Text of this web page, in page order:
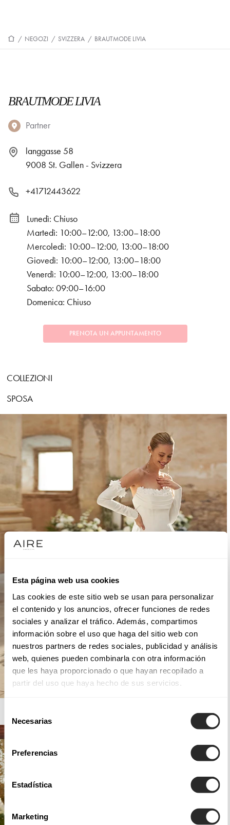
Esta página web usa cookies
Las cookies de este sitio web se usan para personalizar
el contenido y los anuncios, ofrecer funciones de redes
sociales y analizar el tráfico. Además, compartimos
información sobre el uso que haga del sitio web con
nuestros partners de redes sociales, publicidad y análisis
web, quienes pueden combinarla con otra información
que les haya proporcionado o que hayan recopilado a
partir del uso que haya hecho de sus servicios.
de
consentimiento
Necesarias
Preferencias
Estadística
Marketing
/ NEGOZI / SVIZZERA / BRAUTMODE LIVIA
BRAUTMODE LIVIA
Partner
langgasse 58
9008 St. Gallen - Svizzera
+41712443622
Lunedì: Chiuso
Martedì: 10:00–12:00, 13:00–18:00
Mercoledì: 10:00–12:00, 13:00–18:00
Giovedì: 10:00–12:00, 13:00–18:00
Venerdì: 10:00–12:00, 13:00–18:00
Sabato: 09:00–16:00
Domenica: Chiuso
PRENOTA UN APPUNTAMENTO
COLLEZIONI
SPOSA